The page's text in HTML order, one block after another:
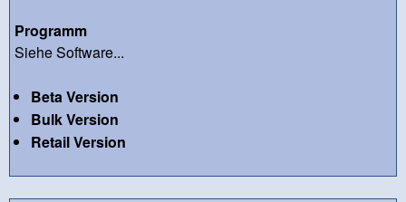
Programm
Siehe Software...
Beta Version
Bulk Version
Retail Version